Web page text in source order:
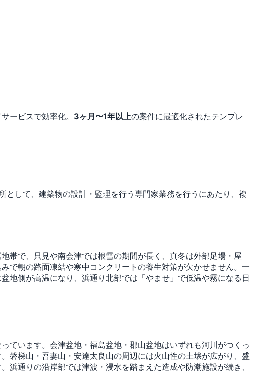
ービスで効率化。 3ヶ月〜1年以上の案件に最適化されたテンプレ
として、建築物の設計・監理を行う専門家業務を行うにあたり、複
帯で、只見や南会津では根雪の期間が長く、真冬は外部足場・屋
で朝の路面凍結や寒中コンクリートの養生対策が欠かせません。一
地側が高温になり、浜通り北部では「やませ」で低温や霧になる日
ています。会津盆地・福島盆地・郡山盆地はいずれも河川がつくっ
磐梯山・吾妻山・安達太良山の周辺には火山性の土壌が広がり、盛
通りの沿岸部では津波・浸水を踏まえた造成や防潮施設が続き、